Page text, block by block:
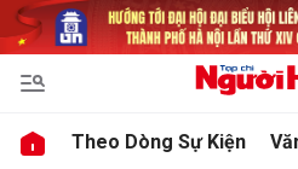
Theo Dòng Sự Kiện
luận